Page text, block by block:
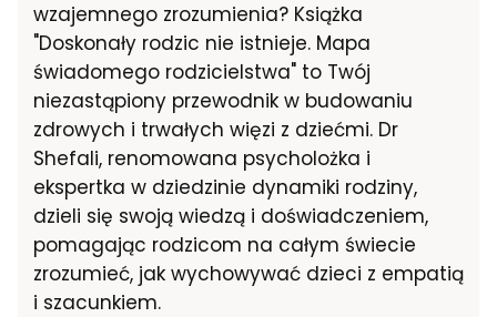
wzajemnego zrozumienia? Książka
"Doskonały rodzic nie istnieje. Mapa
świadomego rodzicielstwa" to Twój
niezastąpiony przewodnik w budowaniu
zdrowych i trwałych więzi z dziećmi. Dr
Shefali, renomowana psycholożka i
ekspertka w dziedzinie dynamiki rodziny,
dzieli się swoją wiedzą i doświadczeniem,
pomagając rodzicom na całym świecie
zrozumieć, jak wychowywać dzieci z empatią
i szacunkiem.